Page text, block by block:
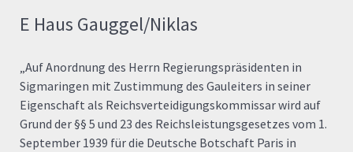
E Haus Gauggel/Niklas
„Auf Anordnung des Herrn Regierungspräsidenten in
Sigmaringen mit Zustimmung des Gauleiters in seiner
Eigenschaft als Reichsverteidigungskommissar wird auf
Grund der §§ 5 und 23 des Reichsleistungsgesetzes vom 1.
September 1939 für die Deutsche Botschaft Paris in